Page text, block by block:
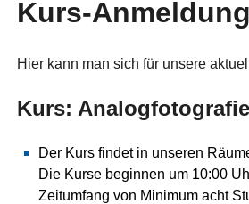
Kurs-Anmeldung
Hier kann man sich für unsere
Kurs: Analogfotografie
Der Kurs findet in unseren
Die Kurse beginnen um 10:00
Zeitumfang von Minimum acht